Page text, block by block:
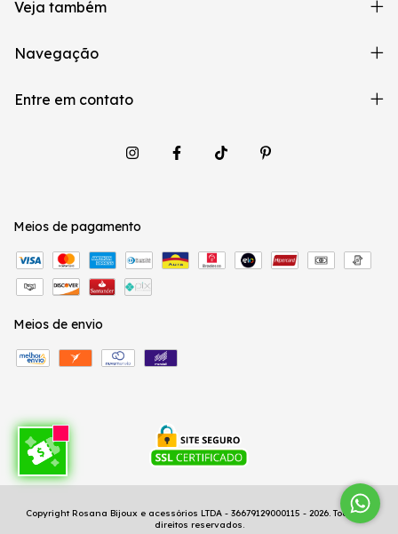
Veja também
Navegação
Entre em contato
Meios de pagamento
Meios de envio
Copyright Rosana Bijoux e acessórios LTDA - 36679129000115 - 2026. Todos os
direitos reservados.